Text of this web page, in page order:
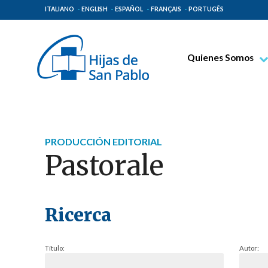
ITALIANO ENGLISH ESPAÑOL FRANÇAIS PORTUGÊS
Quienes Somos
PRODUCCIÓN EDITORIAL
Pastorale
Ricerca
Título: Autor: